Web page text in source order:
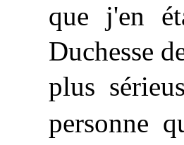
que j'en
Duchesse
plus
personne